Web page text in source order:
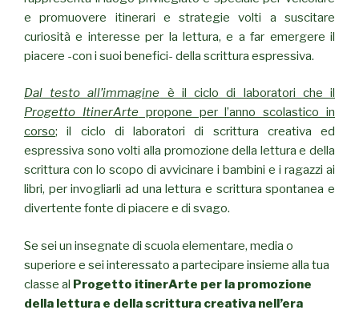
e promuovere itinerari e strategie volti a suscitare
curiosità e interesse per la lettura, e a far emergere il
piacere -con i suoi benefici- della scrittura espressiva.
Dal testo all’immagine è il ciclo di laboratori che il
Progetto ItinerArtepropone per l’anno scolastico in
corso; il ciclo di laboratori di scrittura creativa ed
espressiva sono volti alla promozione della lettura e della
scrittura con lo scopo di avvicinare i bambini e i ragazzi ai
libri, per invogliarli ad una lettura e scrittura spontanea e
divertente fonte di piacere e di svago.
Se sei un insegnate di scuola elementare, media o
superiore e sei interessato a partecipare insieme alla tua
classe al Progetto itinerArte per la promozione
della lettura e della scrittura creativa nell’era